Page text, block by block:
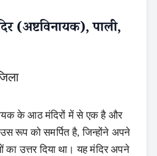
(अष्टविनायक), पाली,
के आठ मंदिरों में से एक है और
रूप को समर्पित है, जिन्होंने अपने
का उत्तर दिया था। यह मंदिर अपने